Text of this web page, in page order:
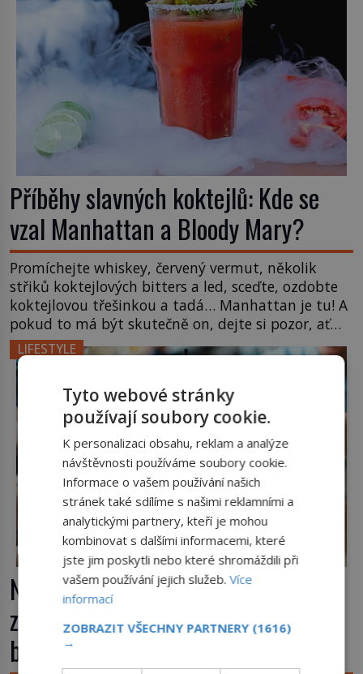
Příběhy slavných koktejlů: Kde se
vzal Manhattan a Bloody Mary?
Promíchejte whiskey, červený vermut, několik
střiků koktejlových bitters a led, sceďte, ozdobte
koktejlovou třešinkou a tadá… Manhattan je tu! A
pokud to má být skutečně on, dejte si pozor, ať
místo klasické americké rye whiskey či klidně
bourbonu nepoužijete skotskou whisku. Co se
stane? Inu, koktejl bude stále skvělý, ale už to
nebude Manhattan ale […]
LIFESTYLE
Nápoj, která chutná po seně. Jak
znechucený Američan vymyslel
brčko
Tyto webové stránky
používají soubory cookie.
K personalizaci obsahu, reklam a analýze
návštěvnosti používáme soubory cookie.
Informace o vašem používání našich
stránek také sdílíme s našimi reklamními a
analytickými partnery, kteří je mohou
kombinovat s dalšími informacemi, které
jste jim poskytli nebo které shromáždili při
vašem používání jejich služeb.Více
informací
ZOBRAZIT VŠECHNY PARTNERY (1616)
→